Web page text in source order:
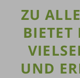
ZU
BIETET
UND